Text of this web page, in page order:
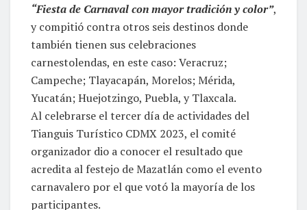
“Fiesta de Carnaval con mayor tradición y color”,
y compitió contra otros seis destinos donde
también tienen sus celebraciones
carnestolendas, en este caso: Veracruz;
Campeche; Tlayacapán, Morelos; Mérida,
Yucatán; Huejotzingo, Puebla, y Tlaxcala.
Al celebrarse el tercer día de actividades del
Tianguis Turístico CDMX 2023, el comité
organizador dio a conocer el resultado que
acredita al festejo de Mazatlán como el evento
carnavalero por el que votó la mayoría de los
participantes.